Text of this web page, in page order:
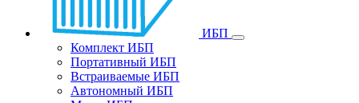
ИБП
Комплект ИБП
Портативный ИБП
Встраиваемые ИБП
Автономный ИБП